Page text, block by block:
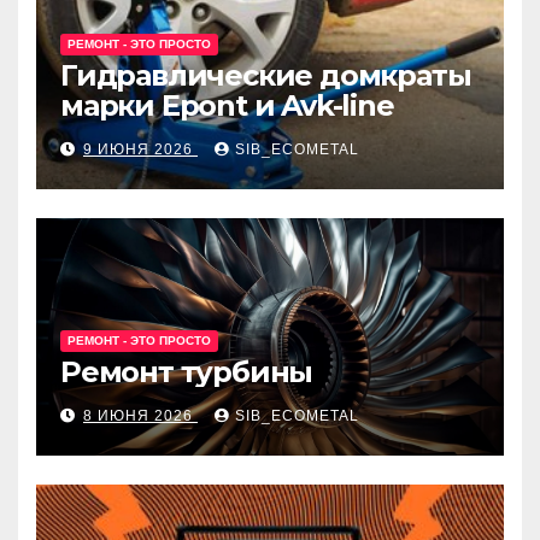
РЕМОНТ - ЭТО ПРОСТО
Гидравлические домкраты
марки Epont и Avk-line
9 ИЮНЯ 2026 SIB_ECOMETAL
РЕМОНТ - ЭТО ПРОСТО
Ремонт турбины
8 ИЮНЯ 2026 SIB_ECOMETAL